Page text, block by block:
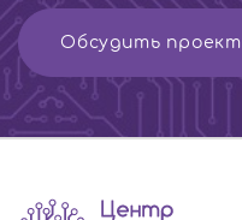
Обсудить проект